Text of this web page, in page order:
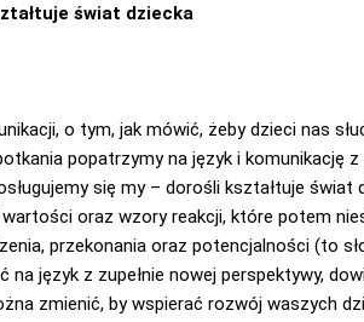
świat dziecka
o tym, jak mówić, żeby dzieci nas
popatrzymy na język i komunikację z
się my – dorośli kształtuje świat
oraz wzory reakcji, które potem
przekonania oraz potencjalności (to
język z zupełnie nowej perspektywy,
zmienić, by wspierać rozwój waszych